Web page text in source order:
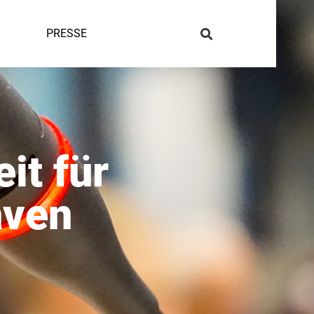
PRESSE
für